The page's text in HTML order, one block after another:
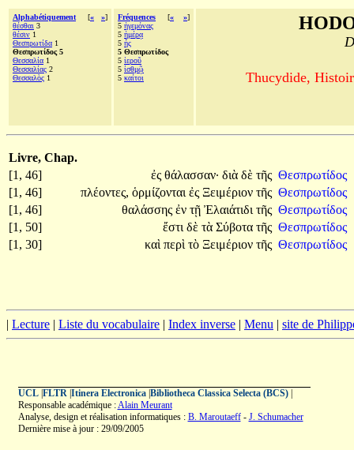
Alphabétiquement [« »]
θέσθαι 3
θέσιν 1
Θεσπρωτίδα 1
Θεσπρωτίδος 5
Θεσσαλία 1
Θεσσαλίας 2
Θεσσαλὸς 1
Fréquences [« »]
5 ἡγεμόνας
5 ἡμέρᾳ
5 ἧς
5 Θεσπρωτίδος
5 ἱεροῦ
5 ἰσθμῷ
5 καίτοι Thucydide,
Livre, Chap.
[1, 46]
ἐς θάλασσαν· διὰ δὲ τῆς Θεσπρωτίδος
[1, 46]
πλέοντες, ὁρμίζονται ἐς Ξειμέριον τῆς Θεσπρωτίδος
[1, 46]
θαλάσσης ἐν τῇ Ἐλαιάτιδι τῆς Θεσπρωτίδος
[1, 50]
ἔστι δὲ τὰ Σύβοτα τῆς Θεσπρωτίδος
[1, 30]
καὶ περὶ τὸ Ξειμέριον τῆς Θεσπρωτίδος
| Lecture | Liste du vocabulaire | Index inverse | Menu | site de
UCL| FLTR| Itinera Electronica| Bibliotheca Classica Selecta (BCS)|
Responsable académique :Alain Meurant
Analyse, design et réalisation informatiques : B. Maroutaeff- J. Schumacher
Dernière mise à jour : 29/09/2005